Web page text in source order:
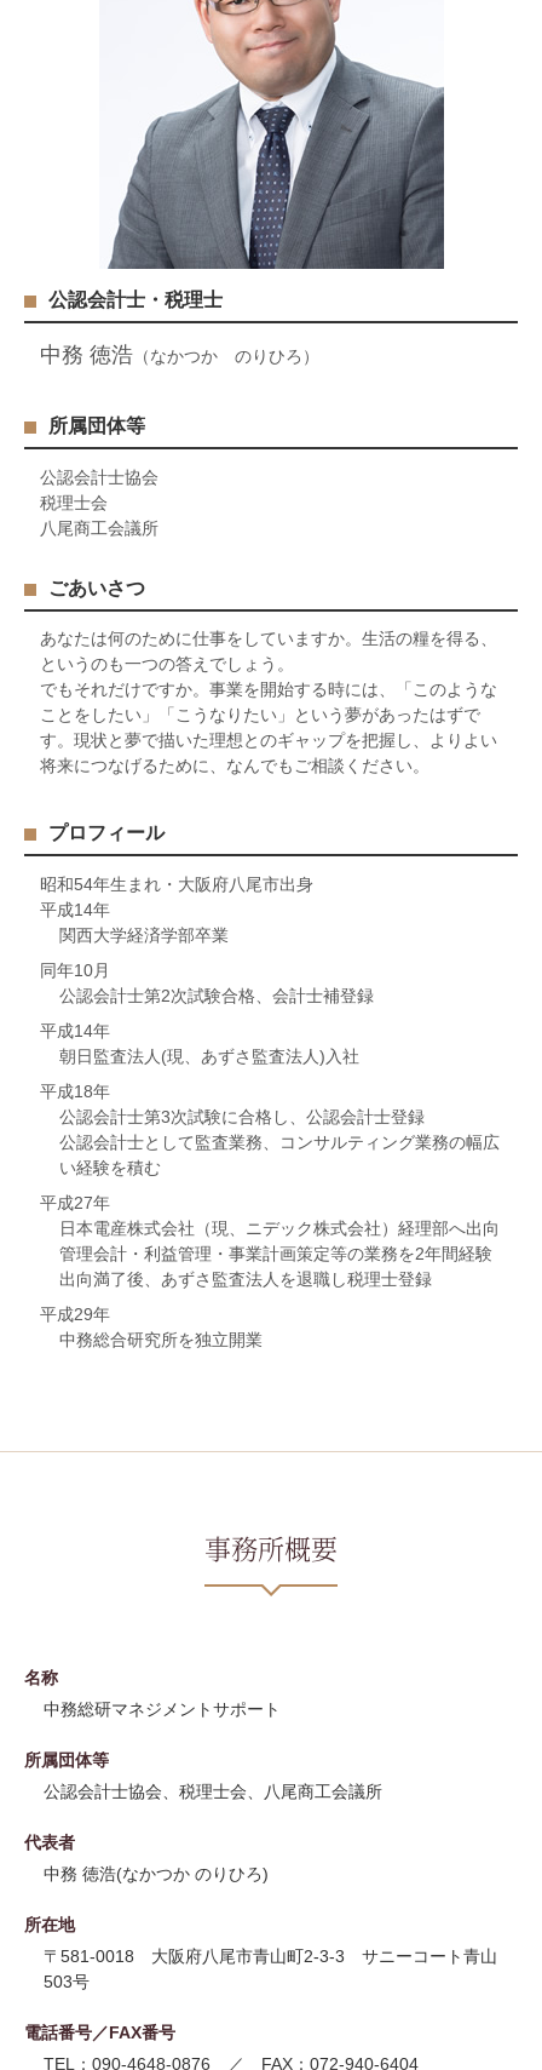
公認会計士・税理士
中務 徳浩（なかつか のりひろ）
所属団体等
公認会計士協会
税理士会
八尾商工会議所
ごあいさつ
あなたは何のために仕事をしていますか。生活の糧を得る、
というのも一つの答えでしょう。
でもそれだけですか。事業を開始する時には、「このような
ことをしたい」「こうなりたい」という夢があったはずで
す。現状と夢で描いた理想とのギャップを把握し、よりよい
将来につなげるために、なんでもご相談ください。
プロフィール
昭和54年生まれ・大阪府八尾市出身
平成14年
関西大学経済学部卒業
同年10月
公認会計士第2次試験合格、会計士補登録
平成14年
朝日監査法人(現、あずさ監査法人)入社
平成18年
公認会計士第3次試験に合格し、公認会計士登録
公認会計士として監査業務、コンサルティング業務の幅広
い経験を積む
平成27年
日本電産株式会社（現、ニデック株式会社）経理部へ出向
管理会計・利益管理・事業計画策定等の業務を2年間経験
出向満了後、あずさ監査法人を退職し税理士登録
平成29年
中務総合研究所を独立開業
事務所概要
名称
中務総研マネジメントサポート
所属団体等
公認会計士協会、税理士会、八尾商工会議所
代表者
中務 徳浩(なかつか のりひろ)
所在地
〒581-0018 大阪府八尾市青山町2-3-3 サニーコート青山
503号
電話番号／FAX番号
TEL：090-4648-0876 ／ FAX：072-940-6404